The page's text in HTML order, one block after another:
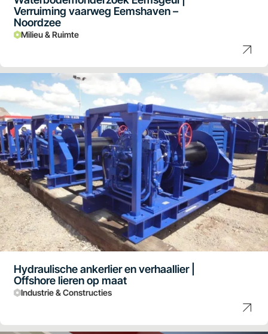
Verruiming vaarweg Eemshaven –
Noordzee
Milieu & Ruimte
Hydraulische ankerlier en verhaallier |
Offshore lieren op maat
Industrie & Constructies